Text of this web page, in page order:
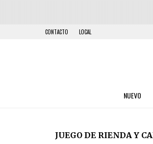
NUEVO
CONTACTO LOCAL
JUEGO DE RIENDA Y